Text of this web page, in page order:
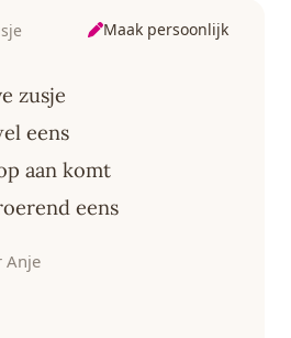
Maak persoonlijk
zusje
eens
aan komt
eens
Anje